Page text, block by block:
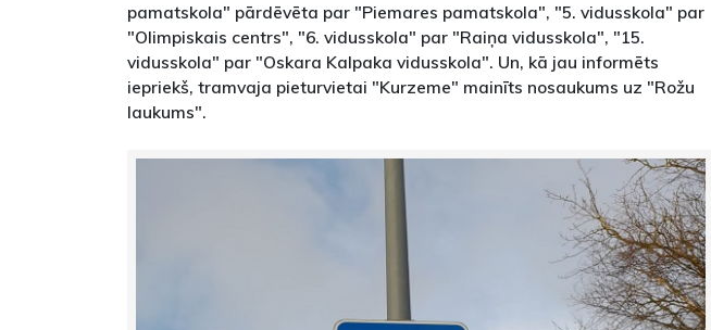
pamatskola" pārdēvēta par "Piemares pamatskola", "5. vidusskola" par
"Olimpiskais centrs", "6. vidusskola" par "Raiņa vidusskola", "15.
vidusskola" par "Oskara Kalpaka vidusskola". Un, kā jau informēts
iepriekš, tramvaja pieturvietai "Kurzeme" mainīts nosaukums uz "Rožu
laukums".